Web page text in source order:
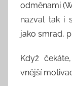
odměnami
nazval tak i
jako smrad,
Když
vnější